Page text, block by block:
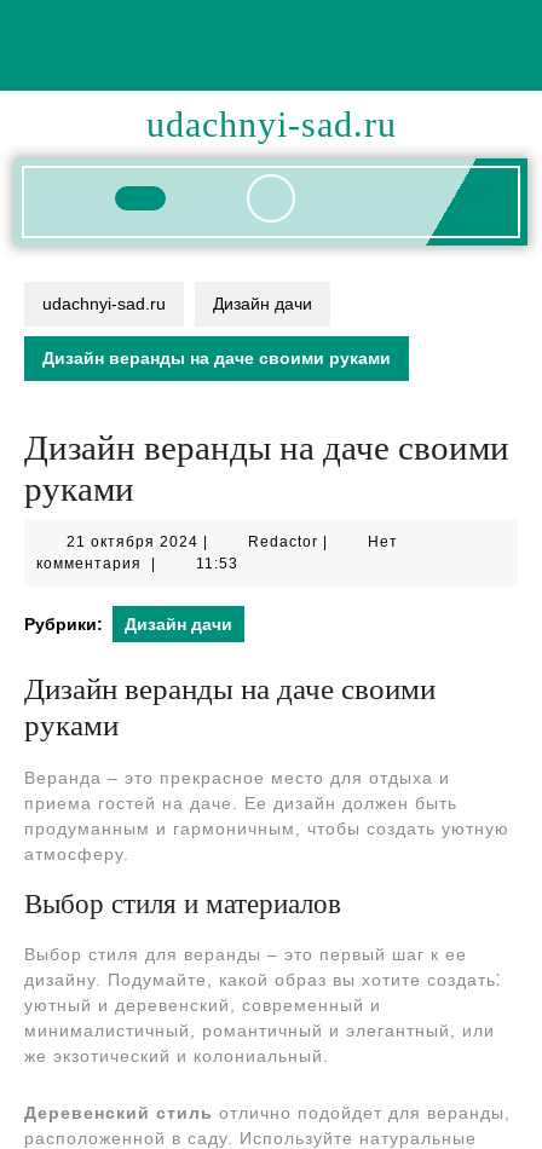
udachnyi-sad.ru
Кнопка
udachnyi-sad.ru Дизайн дачи
Дизайн веранды на даче своими руками
Дизайн веранды на даче своими
руками
21 октября 2024 21
октября
RedactorRedactor
Нет
комментария
11:53
Рубрики: Дизайн дачи
Дизайн веранды на даче своими
руками
Веранда – это прекрасное место для отдыха и
приема гостей на даче. Ее дизайн должен быть
продуманным и гармоничным, чтобы создать уютную
атмосферу.
Выбор стиля и материалов
Выбор стиля для веранды – это первый шаг к ее
дизайну. Подумайте, какой образ вы хотите создать⁚
уютный и деревенский, современный и
минималистичный, романтичный и элегантный, или
же экзотический и колониальный.
Деревенский стиль отлично подойдет для веранды,
расположенной в саду. Используйте натуральные